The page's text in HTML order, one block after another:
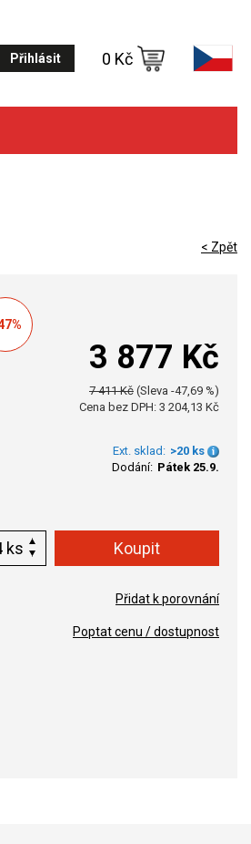
Přihlásit 0 Kč
< Zpět
3 877 Kč
7 411 Kč (Sleva -47,69 %)
Cena bez DPH: 3 204,13 Kč
Ext. sklad: >20 ks
Dodání: Pátek 25.9.
ks
Přidat k porovnání
Poptat cenu / dostupnost